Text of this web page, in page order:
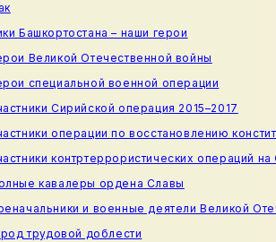
Башкортостана – наши герои
Великой Отечественной войны
специальной военной операции
Сирийской операция 2015–2017
операции по восстановлению
контртеррористических операций
кавалеры ордена Славы
и военные деятели Великой
трудовой доблести